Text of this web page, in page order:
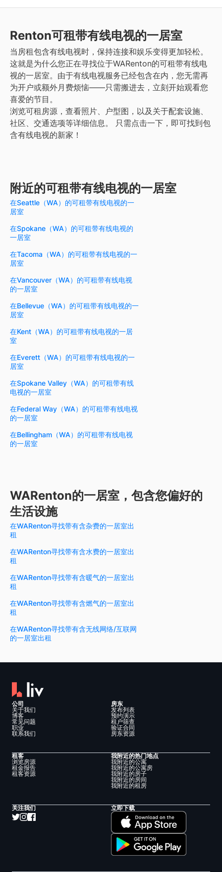
Renton可租带有线电视的一居室
当房租包含有线电视时，保持连接和娱乐变得更加轻松。
这就是为什么您正在寻找位于WARenton的可租带有线电
视的一居室。由于有线电视服务已经包含在内，您无需再
为开户或额外月费烦恼——只需搬进去，立刻开始观看您
喜爱的节目。
浏览可租房源，查看照片、户型图，以及关于配套设施、
社区、交通选项等详细信息。
只需点击一下，即可找到包
含有线电视的新家！
附近的可租带有线电视的一居室
在Seattle（WA）的可租带有线电视的一
居室
在Spokane（WA）的可租带有线电视的
一居室
在Tacoma（WA）的可租带有线电视的一
居室
在Vancouver（WA）的可租带有线电视
的一居室
在Bellevue（WA）的可租带有线电视的一
居室
在Kent（WA）的可租带有线电视的一居
室
在Everett（WA）的可租带有线电视的一
居室
在Spokane Valley（WA）的可租带有线
电视的一居室
在Federal Way（WA）的可租带有线电视
的一居室
在Bellingham（WA）的可租带有线电视
的一居室
WARenton的一居室，包含您偏好的
生活设施
在WARenton寻找带有含杂费的一居室出
租
在WARenton寻找带有含水费的一居室出
租
在WARenton寻找带有含暖气的一居室出
租
在WARenton寻找带有含燃气的一居室出
租
在WARenton寻找带有含无线网络/互联网
的一居室出租
公司
关于我们
博客
常见问题
职业
联系我们
房东
发布列表
预约演示
租户筛查
验证合同
房东资源
租客
浏览房源
租金报告
租客资源
我附近的热门地点
我附近的公寓
我附近的公寓房
我附近的房子
我附近的房间
我附近的租房
关注我们 立即下载